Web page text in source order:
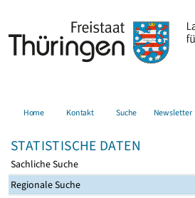
Home Kontakt Suche Newsletter
STATISTISCHE DATEN
Sachliche Suche
Regionale Suche